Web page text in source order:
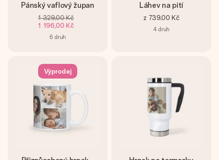
Pánský vaflový župan
1 329,00 Kč
1 196,00 Kč
6 druh
Láhev na pití
z 739,00 Kč
4 druh
Výprodej